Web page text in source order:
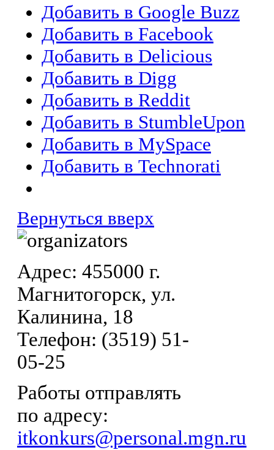
Добавить в Google Buzz
Добавить в Facebook
Добавить в Delicious
Добавить в Digg
Добавить в Reddit
Добавить в StumbleUpon
Добавить в MySpace
Добавить в Technorati
Вернуться вверх
Адрес: 455000 г.
Магнитогорск, ул.
Калинина, 18
Телефон: (3519) 51-
05-25
Работы отправлять
по адресу:
itkonkurs@personal.mgn.ru